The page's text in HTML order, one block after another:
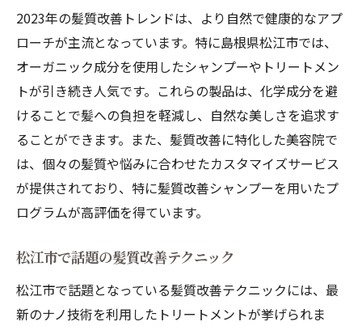
2023年の髪質改善トレンドは、より自然で健康的なアプ
ローチが主流となっています。特に島根県松江市では、
オーガニック成分を使用したシャンプーやトリートメン
トが引き続き人気です。これらの製品は、化学成分を避
けることで髪への負担を軽減し、自然な美しさを追求す
ることができます。また、髪質改善に特化した美容院で
は、個々の髪質や悩みに合わせたカスタマイズサービス
が提供されており、特に髪質改善シャンプーを用いたプ
ログラムが高評価を得ています。
松江市で話題の髪質改善テクニック
松江市で話題となっている髪質改善テクニックには、最
新のナノ技術を利用したトリートメントが挙げられま